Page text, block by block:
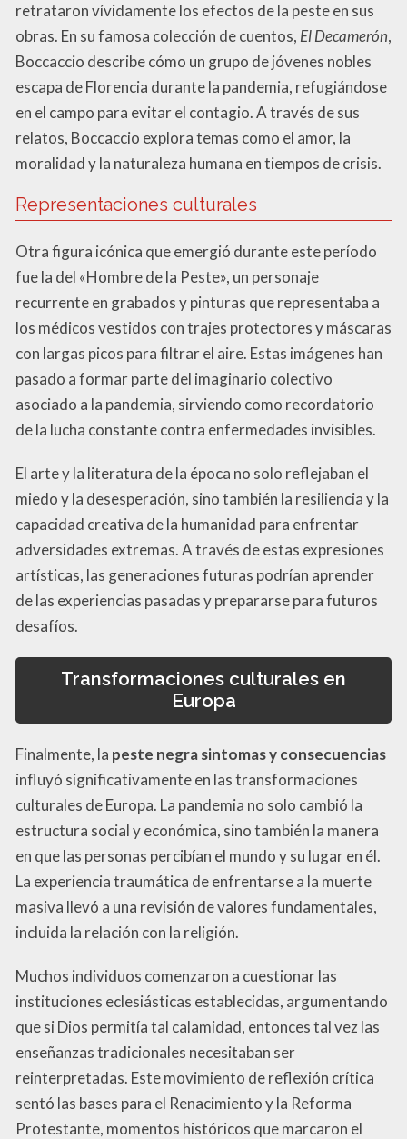
retrataron vívidamente los efectos de la peste en sus
obras. En su famosa colección de cuentos, El Decamerón,
Boccaccio describe cómo un grupo de jóvenes nobles
escapa de Florencia durante la pandemia, refugiándose
en el campo para evitar el contagio. A través de sus
relatos, Boccaccio explora temas como el amor, la
moralidad y la naturaleza humana en tiempos de crisis.
Representaciones culturales
Otra figura icónica que emergió durante este período
fue la del «Hombre de la Peste», un personaje
recurrente en grabados y pinturas que representaba a
los médicos vestidos con trajes protectores y máscaras
con largas picos para filtrar el aire. Estas imágenes han
pasado a formar parte del imaginario colectivo
asociado a la pandemia, sirviendo como recordatorio
de la lucha constante contra enfermedades invisibles.
El arte y la literatura de la época no solo reflejaban el
miedo y la desesperación, sino también la resiliencia y la
capacidad creativa de la humanidad para enfrentar
adversidades extremas. A través de estas expresiones
artísticas, las generaciones futuras podrían aprender
de las experiencias pasadas y prepararse para futuros
desafíos.
Transformaciones culturales en
Europa
Finalmente, la peste negra sintomas y consecuencias
influyó significativamente en las transformaciones
culturales de Europa. La pandemia no solo cambió la
estructura social y económica, sino también la manera
en que las personas percibían el mundo y su lugar en él.
La experiencia traumática de enfrentarse a la muerte
masiva llevó a una revisión de valores fundamentales,
incluida la relación con la religión.
Muchos individuos comenzaron a cuestionar las
instituciones eclesiásticas establecidas, argumentando
que si Dios permitía tal calamidad, entonces tal vez las
enseñanzas tradicionales necesitaban ser
reinterpretadas. Este movimiento de reflexión crítica
sentó las bases para el Renacimiento y la Reforma
Protestante, momentos históricos que marcaron el